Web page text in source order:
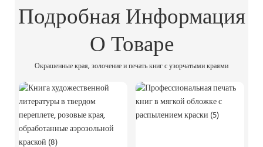
Подробная Информация
О Товаре
Окрашенные края, золочение и печать книг с узорчатыми краями